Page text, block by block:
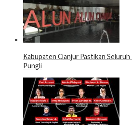
Kabupaten Cianjur Pastikan
Pungli